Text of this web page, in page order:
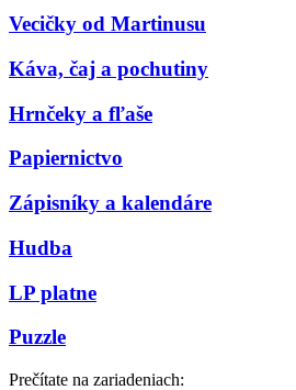
Vecičky od Martinusu
Káva, čaj a pochutiny
Hrnčeky a fľaše
Papiernictvo
Zápisníky a kalendáre
Hudba
LP platne
Puzzle
Prečítate na zariadeniach: